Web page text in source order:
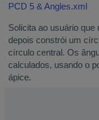
PCD 5 & Angles.xml
Solicita ao usuário
depois constrói um
círculo central. Os
calculados, usando o
ápice.